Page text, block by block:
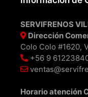
SERVIFRENOS
Dirección
Colo Colo #1620,
+56 9
Horario atención